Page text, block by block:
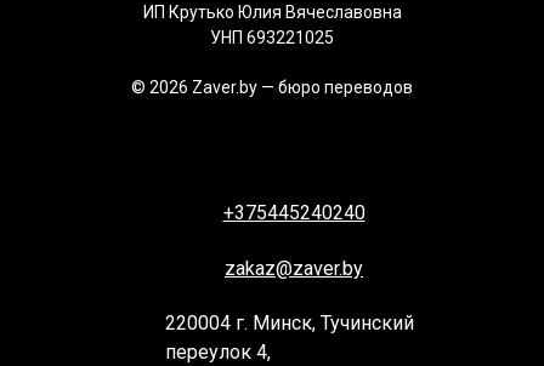
ИП Крутько Юлия Вячеславовна
УНП 693221025
© 2026 Zaver.by — бюро переводов
+375445240240
zakaz@zaver.by
220004 г. Минск, Тучинский
переулок 4,